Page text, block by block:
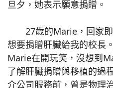
旦夕，她表示願意捐贈。
27歲的Marie，回家即
想要捐贈肝臟給我的校長
Marie在開玩笑，沒想到
了解肝臟捐贈與移植的過
介公司服務前，曾是物理